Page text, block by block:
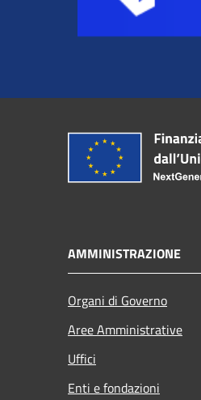
AMMINISTRAZIONE
Organi di Governo
Aree Amministrative
Uffici
Enti e fondazioni